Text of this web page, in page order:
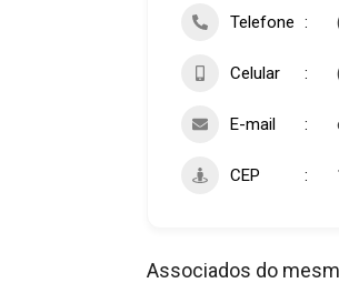
Telefone
Celular
E-mail
CEP
Associados do